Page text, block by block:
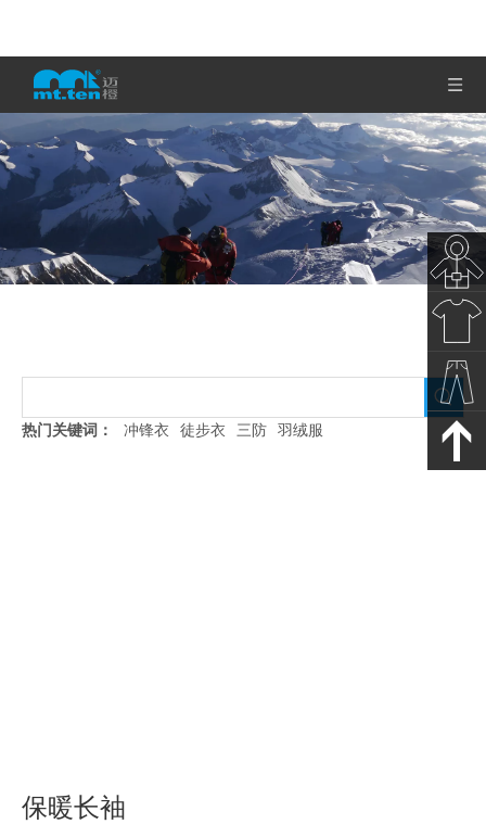
热门关键词： 冲锋衣 徒步衣 三防 羽绒服
保暖长袖
秋冬新
款
春夏新
款
裤子下